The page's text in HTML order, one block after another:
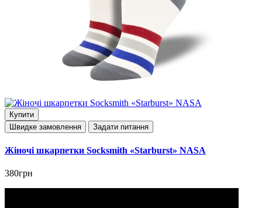
Купити
Швидке замовлення
Задати питання
Жіночі шкарпетки Socksmith «Starburst» NASA
380грн